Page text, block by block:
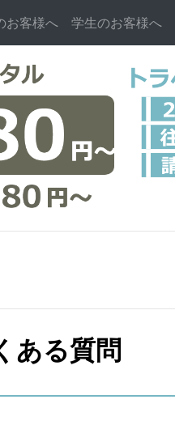
お客様へ 学生のお客様へ
ある質問